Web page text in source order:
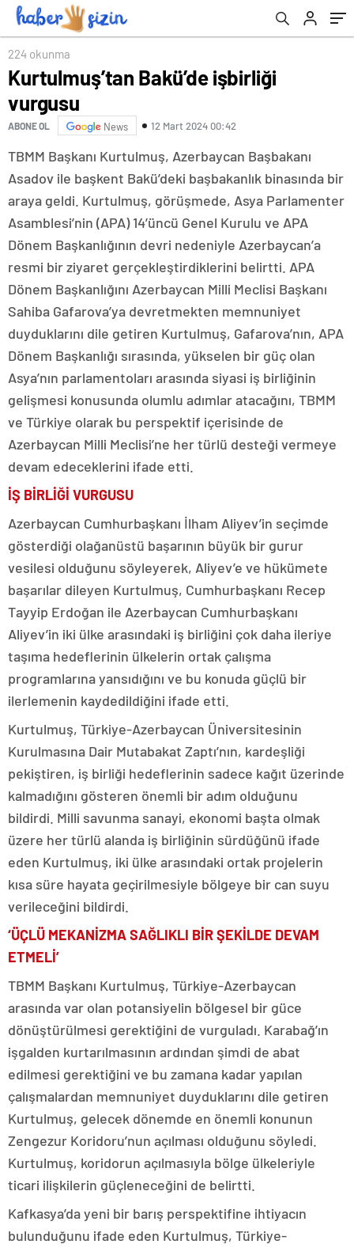
224 okunma
Kurtulmuş’tan Bakü’de işbirliği
vurgusu
ABONE OL News 12 Mart 2024 00:42
TBMM Başkanı Kurtulmuş, Azerbaycan Başbakanı
Asadov ile başkent Bakü’deki başbakanlık binasında bir
araya geldi. Kurtulmuş, görüşmede, Asya Parlamenter
Asamblesi’nin (APA) 14’üncü Genel Kurulu ve APA
Dönem Başkanlığının devri nedeniyle Azerbaycan’a
resmi bir ziyaret gerçekleştirdiklerini belirtti. APA
Dönem Başkanlığını Azerbaycan Milli Meclisi Başkanı
Sahiba Gafarova’ya devretmekten memnuniyet
duyduklarını dile getiren Kurtulmuş, Gafarova’nın, APA
Dönem Başkanlığı sırasında, yükselen bir güç olan
Asya’nın parlamentoları arasında siyasi iş birliğinin
gelişmesi konusunda olumlu adımlar atacağını, TBMM
ve Türkiye olarak bu perspektif içerisinde de
Azerbaycan Milli Meclisi’ne her türlü desteği vermeye
devam edeceklerini ifade etti.
İŞ BİRLİĞİ VURGUSU
Azerbaycan Cumhurbaşkanı İlham Aliyev’in seçimde
gösterdiği olağanüstü başarının büyük bir gurur
vesilesi olduğunu söyleyerek, Aliyev’e ve hükümete
başarılar dileyen Kurtulmuş, Cumhurbaşkanı Recep
Tayyip Erdoğan ile Azerbaycan Cumhurbaşkanı
Aliyev’in iki ülke arasındaki iş birliğini çok daha ileriye
taşıma hedeflerinin ülkelerin ortak çalışma
programlarına yansıdığını ve bu konuda güçlü bir
ilerlemenin kaydedildiğini ifade etti.
Kurtulmuş, Türkiye-Azerbaycan Üniversitesinin
Kurulmasına Dair Mutabakat Zaptı’nın, kardeşliği
pekiştiren, iş birliği hedeflerinin sadece kağıt üzerinde
kalmadığını gösteren önemli bir adım olduğunu
bildirdi. Milli savunma sanayi, ekonomi başta olmak
üzere her türlü alanda iş birliğinin sürdüğünü ifade
eden Kurtulmuş, iki ülke arasındaki ortak projelerin
kısa süre hayata geçirilmesiyle bölgeye bir can suyu
verileceğini bildirdi.
‘ÜÇLÜ MEKANİZMA SAĞLIKLI BİR ŞEKİLDE DEVAM
ETMELİ’
TBMM Başkanı Kurtulmuş, Türkiye-Azerbaycan
arasında var olan potansiyelin bölgesel bir güce
dönüştürülmesi gerektiğini de vurguladı. Karabağ’ın
işgalden kurtarılmasının ardından şimdi de abat
edilmesi gerektiğini ve bu zamana kadar yapılan
çalışmalardan memnuniyet duyduklarını dile getiren
Kurtulmuş, gelecek dönemde en önemli konunun
Zengezur Koridoru’nun açılması olduğunu söyledi.
Kurtulmuş, koridorun açılmasıyla bölge ülkeleriyle
ticari ilişkilerin güçleneceğini de belirtti.
Kafkasya’da yeni bir barış perspektifine ihtiyacın
bulunduğunu ifade eden Kurtulmuş, Türkiye-